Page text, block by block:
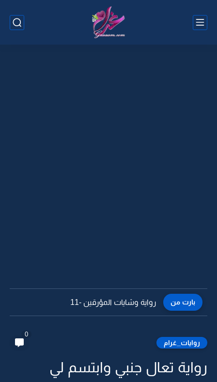
بارت من رواية وشايات المؤرقين -10
روايات_غرام
0
رواية تعال جنبي وابتسم لي